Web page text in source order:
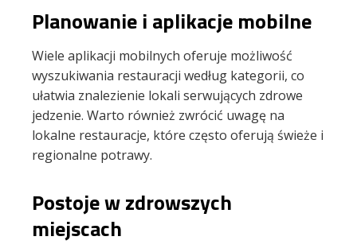
Planowanie i aplikacje mobilne
Wiele aplikacji mobilnych oferuje możliwość
wyszukiwania restauracji według kategorii, co
ułatwia znalezienie lokali serwujących zdrowe
jedzenie. Warto również zwrócić uwagę na
lokalne restauracje, które często oferują świeże i
regionalne potrawy.
Postoje w zdrowszych
miejscach